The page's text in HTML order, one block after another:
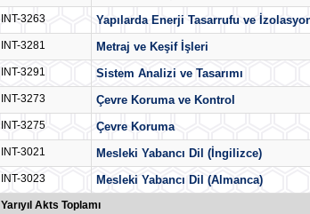
INT-3263 Yapılarda Enerji Tasarrufu ve
INT-3281 Metraj ve Keşif İşleri
INT-3291 Sistem Analizi ve Tasarımı
INT-3273 Çevre Koruma ve Kontrol
INT-3275 Çevre Koruma
INT-3021 Mesleki Yabancı Dil (İngilizce)
INT-3023 Mesleki Yabancı Dil (Almanca)
Yarıyıl Akts Toplamı